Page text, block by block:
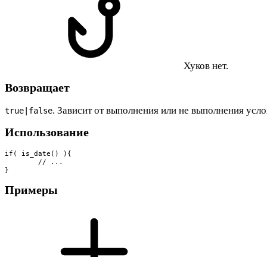
Хуков нет.
Возвращает
true|false. Зависит от выполнения или не выполнения
Использование
if( is_date() ){
}
Примеры